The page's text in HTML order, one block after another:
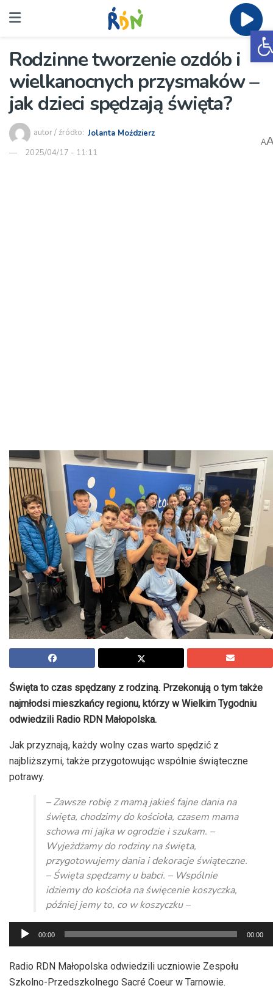
Rodzinne tworzenie ozdób i
wielkanocnych przysmaków –
jak dzieci spędzają święta?
autor / źródło: Jolanta Moździerz
2025/04/17 - 11:11
A
Święta to czas spędzany z rodziną. Przekonują o tym także
najmłodsi mieszkańcy regionu, którzy w Wielkim Tygodniu
odwiedzili Radio RDN Małopolska.
Jak przyznają, każdy wolny czas warto spędzić z
najbliższymi, także przygotowując wspólnie świąteczne
potrawy.
– Zawsze robię z mamą jakieś fajne dania na
święta, chodzimy do kościoła, czasem mama
schowa mi jajka w ogrodzie i szukam. –
Wyjeżdżamy do rodziny na święta,
przygotowujemy dania i dekoracje świąteczne.
– Święta spędzamy u babci. – Wspólnie
idziemy do kościoła na święcenie koszyczka,
później jemy to, co w koszyczku –
Odtwarzacz
plików
dźwiękowych
00:00 00:00
Radio RDN Małopolska odwiedzili uczniowie Zespołu
Szkolno-Przedszkolnego Sacré Coeur w Tarnowie.